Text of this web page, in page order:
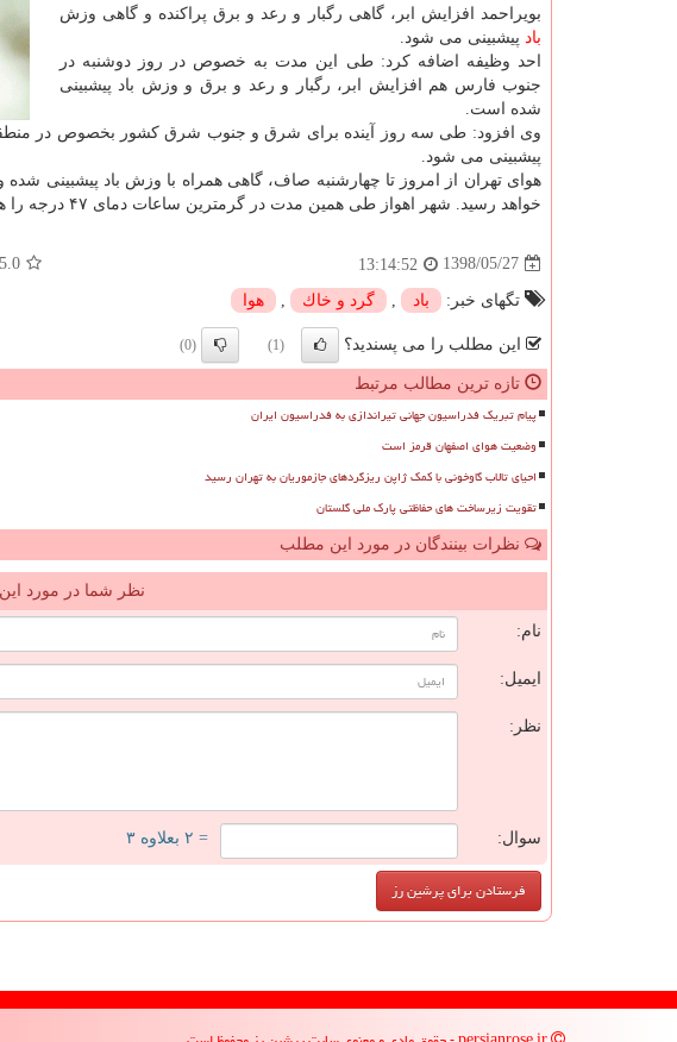
بویراحمد افزایش ابر، گاهی رگبار و رعد و برق پراكنده و گاهی وزش
باد پیشبینی می شود.
احد وظیفه اضافه كرد: طی این مدت به خصوص در روز دوشنبه در
جنوب فارس هم افزایش ابر، رگبار و رعد و برق و وزش باد پیشبینی
شده است.
وی افزود: طی سه روز آینده برای شرق و جنوب شرق كشور بخصوص در
پیشبینی می شود.
خواهد رسید. شهر اهواز طی همین مدت در گرمترین ساعات دمای ۴۷ درجه را هم تجربه خواهد نمود.
1398/05/27
13:14:52
5.0
تگهای خبر: باد گرد و خاك هوا
این مطلب را می پسندید؟ (1)
(0)
تازه ترین مطالب مرتبط
پیام تبریک فدراسیون جهانی تیراندازی به فدراسیون ایران
وضعیت هوای اصفهان قرمز است
احیای تالاب گاوخونی با کمک ژاپن ریزگردهای جازموریان به تهران رسید
تقویت زیرساخت های حفاظتی پارک ملی گلستان
نظرات بینندگان در مورد این مطلب
نظر شما در مورد
نام:
ایمیل:
نظر:
سوال: = ۲ بعلاوه ۳